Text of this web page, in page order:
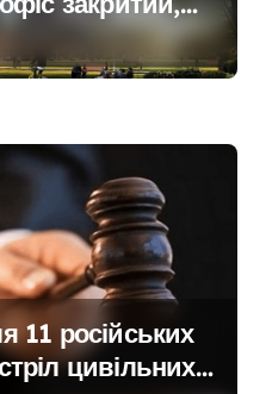
керівник
11 російських
цивільних